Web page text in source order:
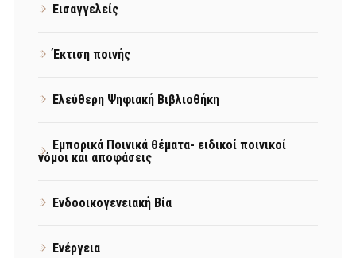
Εισαγγελείς
Έκτιση ποινής
Ελεύθερη Ψηφιακή Βιβλιοθήκη
Εμπορικά Ποινικά θέματα- ειδικοί ποινικοί
νόμοι και αποφάσεις
Ενδοοικογενειακή Βία
Ενέργεια